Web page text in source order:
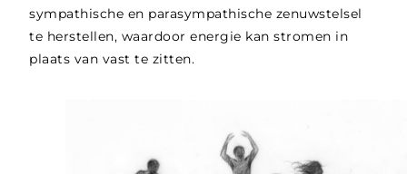
sympathische en parasympathische zenuwstelsel
te herstellen, waardoor energie kan stromen in
plaats van vast te zitten.